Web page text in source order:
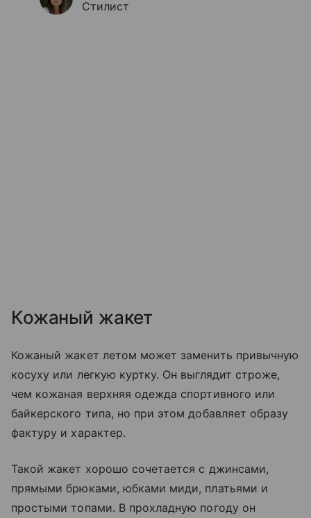
Стилист
Кожаный жакет
Кожаный жакет летом может заменить привычную
косуху или легкую куртку. Он выглядит строже,
чем кожаная верхняя одежда спортивного или
байкерского типа, но при этом добавляет образу
фактуру и характер.
Такой жакет хорошо сочетается с джинсами,
прямыми брюками, юбками миди, платьями и
простыми топами. В прохладную погоду он